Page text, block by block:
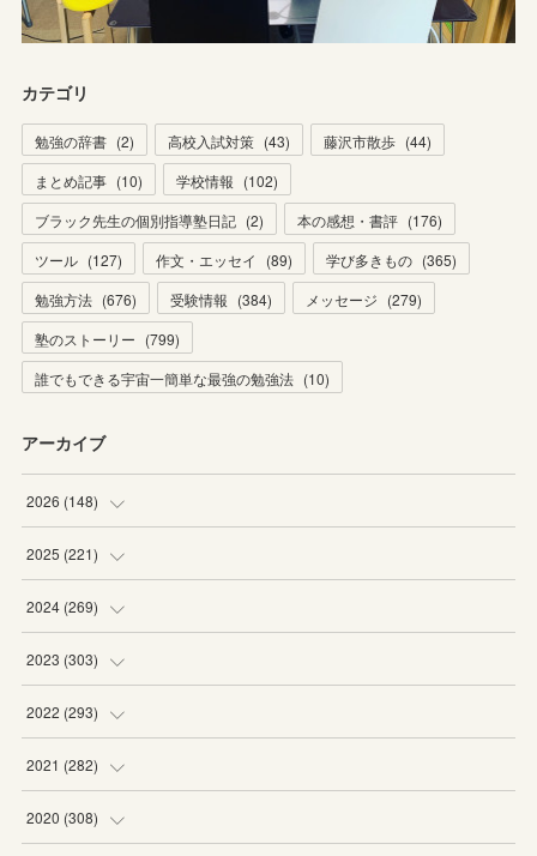
カテゴリ
勉強の辞書 (2) 高校入試対策 (43) 藤沢市散歩 (44)
まとめ記事 (10) 学校情報 (102)
ブラック先生の個別指導塾日記 (2) 本の感想・書評 (176)
ツール (127) 作文・エッセイ (89) 学び多きもの (365)
勉強方法 (676) 受験情報 (384) メッセージ (279)
塾のストーリー (799)
誰でもできる宇宙一簡単な最強の勉強法 (10)
アーカイブ
2026 (148)
(6)
(22
(20
(19
2025 (221)
(19
(20
(19
(20
2024 (269)
(16
(16
(21
(20
2023 (303)
(27
(25
(29
2022 (293)
(18
(27
2021 (282)
(19
2020 (308)